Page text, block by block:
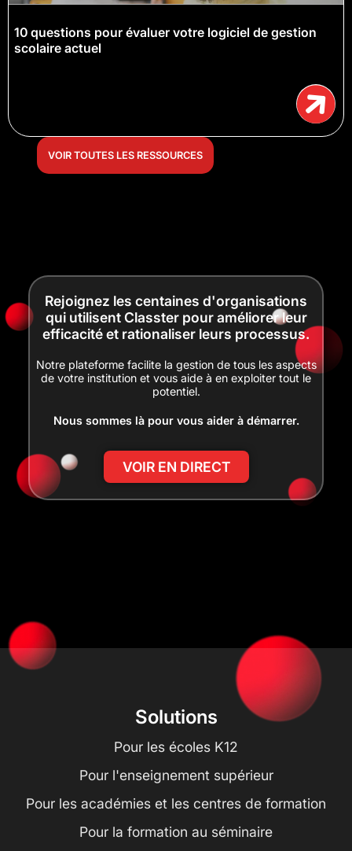
10 questions pour évaluer votre logiciel de gestion
scolaire actuel
VOIR TOUTES LES RESSOURCES
Rejoignez les centaines d'organisations
qui utilisent Classter pour améliorer leur
efficacité et rationaliser leurs processus.
Notre plateforme facilite la gestion de tous les aspects
de votre institution et vous aide à en exploiter tout le
potentiel.
Nous sommes là pour vous aider à démarrer.
VOIR EN DIRECT
Solutions
Pour les écoles K12
Pour l'enseignement supérieur
Pour les académies et les centres de formation
Pour la formation au séminaire